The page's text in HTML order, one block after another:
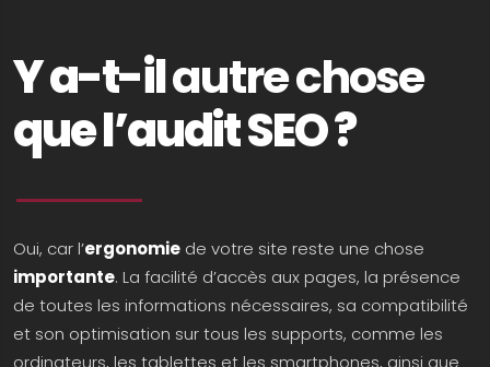
Y a-t-ilautre chose
que l’audit SEO ?
Oui, car l’ergonomie de votre site reste une chose
importante. La facilité d’accès aux pages, la présence
de toutes les informations nécessaires, sa compatibilité
et son optimisation sur tous les supports, comme les
ordinateurs, les tablettes et les smartphones, ainsi que